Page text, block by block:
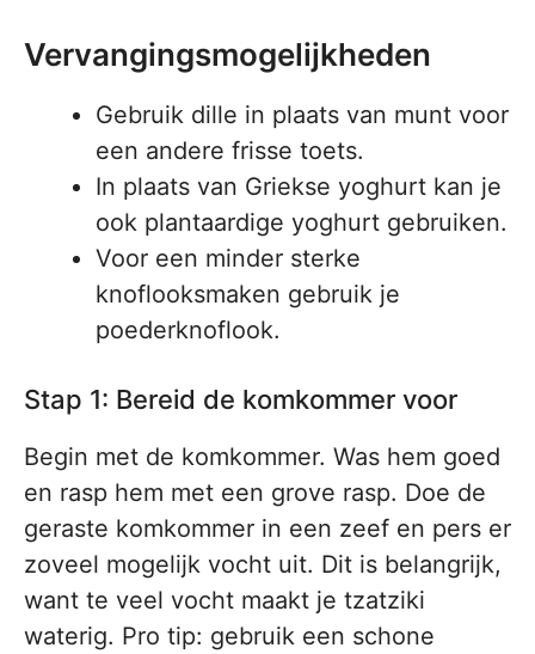
Vervangingsmogelijkheden
Gebruik dille in plaats van munt voor
een andere frisse toets.
In plaats van Griekse yoghurt kan je
ook plantaardige yoghurt gebruiken.
Voor een minder sterke
knoflooksmaken gebruik je
poederknoflook.
Stap 1: Bereid de komkommer voor
Begin met de komkommer. Was hem goed
en rasp hem met een grove rasp. Doe de
geraste komkommer in een zeef en pers er
zoveel mogelijk vocht uit. Dit is belangrijk,
want te veel vocht maakt je tzatziki
waterig. Pro tip: gebruik een schone